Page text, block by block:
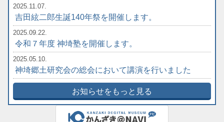
2025.11.07.
吉田絃二郎生誕140年祭を開催します。
2025.09.22.
令和７年度 神埼塾を開催します。
2025.05.10.
神埼郷土研究会の総会において講演を行いました
お知らせをもっと見る